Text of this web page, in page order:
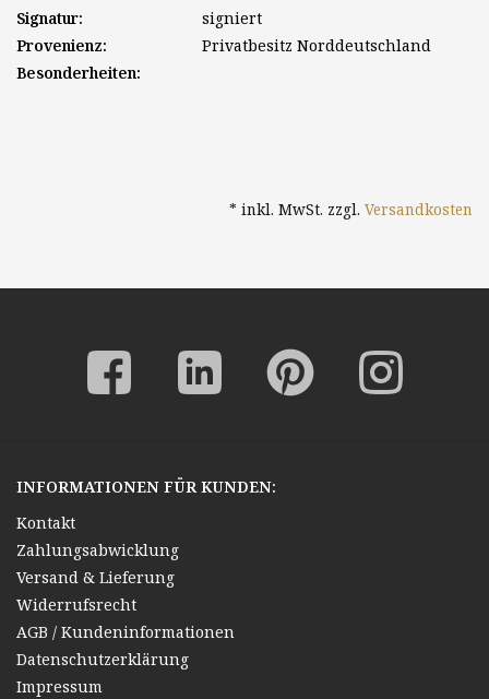
Signatur:
signiert
Provenienz:
Privatbesitz Norddeutschland
Besonderheiten:
* inkl. MwSt. zzgl. Versandkosten
INFORMATIONEN FÜR KUNDEN:
Kontakt
Zahlungsabwicklung
Versand & Lieferung
Widerrufsrecht
AGB / Kundeninformationen
Datenschutzerklärung
Impressum